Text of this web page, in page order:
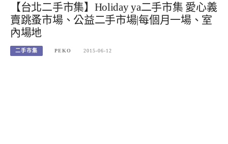
【台北二手市集】Holiday ya二手市集 愛心義
賣跳蚤市場、公益二手市場|每個月一場、室
內場地
二手市集 PEKO 2015-06-12